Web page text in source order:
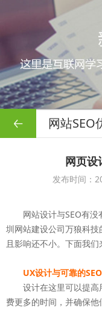
网站SEO
网页设
发布时间：
网站设计与SEO有没
圳网站建设公司万狼科
且影响还不小。下面我们
UX设计与可靠的
设计在这里可以提高
费更多的时间，并确保